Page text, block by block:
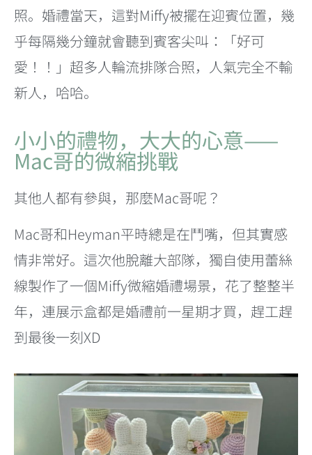
照。婚禮當天，這對Miffy被擺在迎賓位置，幾
乎每隔幾分鐘就會聽到賓客尖叫：「好可
愛！！」超多人輪流排隊合照，人氣完全不輸
新人，哈哈。
小小的禮物，大大的心意——
Mac哥的微縮挑戰
其他人都有參與，那麼Mac哥呢？
Mac哥和Heyman平時總是在鬥嘴，但其實感
情非常好。這次他脫離大部隊，獨自使用蕾絲
線製作了一個Miffy微縮婚禮場景，花了整整半
年，連展示盒都是婚禮前一星期才買，趕工趕
到最後一刻XD